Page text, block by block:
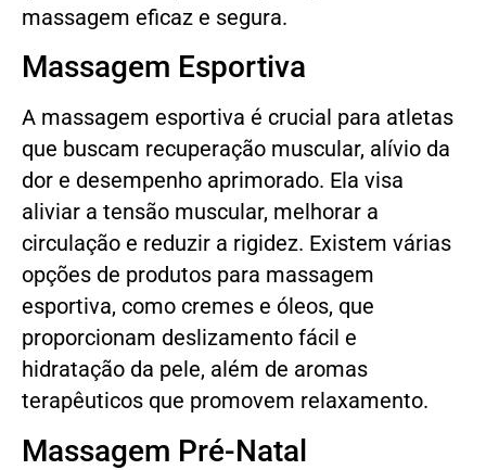
massagem eficaz e segura.
Massagem Esportiva
A massagem esportiva é crucial para atletas
que buscam recuperação muscular, alívio da
dor e desempenho aprimorado. Ela visa
aliviar a tensão muscular, melhorar a
circulação e reduzir a rigidez. Existem várias
opções de produtos para massagem
esportiva, como cremes e óleos, que
proporcionam deslizamento fácil e
hidratação da pele, além de aromas
terapêuticos que promovem relaxamento.
Massagem Pré-Natal